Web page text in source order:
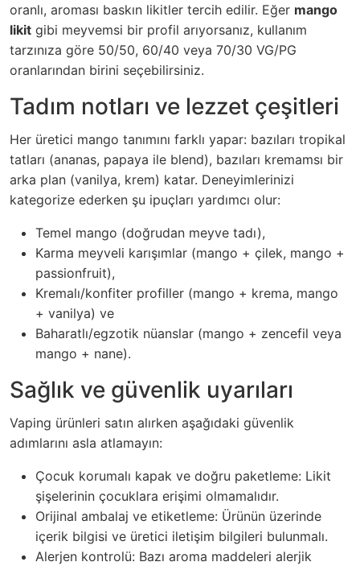
oranlı, aroması baskın likitler tercih edilir. Eğer mango
likit gibi meyvemsi bir profil arıyorsanız, kullanım
tarzınıza göre 50/50, 60/40 veya 70/30 VG/PG
oranlarından birini seçebilirsiniz.
Tadım notları ve lezzet çeşitleri
Her üretici mango tanımını farklı yapar: bazıları tropikal
tatları (ananas, papaya ile blend), bazıları kremamsı bir
arka plan (vanilya, krem) katar. Deneyimlerinizi
kategorize ederken şu ipuçları yardımcı olur:
Temel mango (doğrudan meyve tadı),
Karma meyveli karışımlar (mango + çilek, mango +
passionfruit),
Kremalı/konfiter profiller (mango + krema, mango
+ vanilya) ve
Baharatlı/egzotik nüanslar (mango + zencefil veya
mango + nane).
Sağlık ve güvenlik uyarıları
Vaping ürünleri satın alırken aşağıdaki güvenlik
adımlarını asla atlamayın:
Çocuk korumalı kapak ve doğru paketleme: Likit
şişelerinin çocuklara erişimi olmamalıdır.
Orijinal ambalaj ve etiketleme: Ürünün üzerinde
içerik bilgisi ve üretici iletişim bilgileri bulunmalı.
Alerjen kontrolü: Bazı aroma maddeleri alerjik